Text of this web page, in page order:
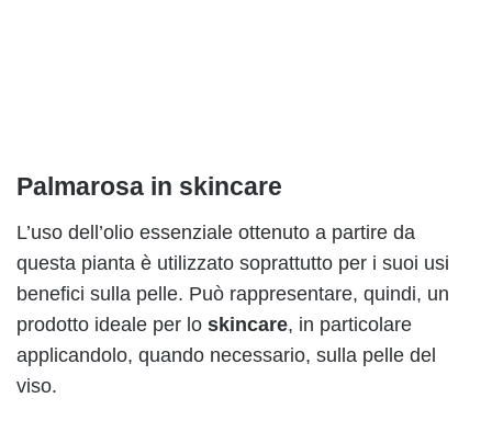
Palmarosa in skincare
L’uso dell’olio essenziale ottenuto a partire da
questa pianta è utilizzato soprattutto per i suoi usi
benefici sulla pelle. Può rappresentare, quindi, un
prodotto ideale per lo skincare, in particolare
applicandolo, quando necessario, sulla pelle del
viso.